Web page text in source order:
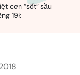
cơn “sốt” sầu
19k